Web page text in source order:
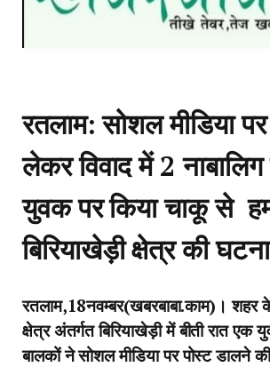
रतलाम: सोशल मीडिया
लेकर विवाद में 2
युवक पर किया चाकू से
बिरियाखेड़ी क्षेत्र की घटना
रतलाम,18नवम्बर(खबरबाबा.काम)। शहर
क्षेत्र अंतर्गत बिरियाखेड़ी में बीती रात एक
बालकों ने सोशल मीडिया पर पोस्ट डालने की